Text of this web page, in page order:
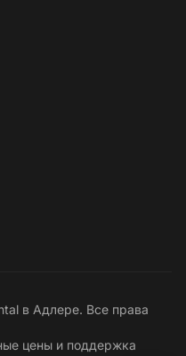
в Адлере. Все права
цены и поддержка